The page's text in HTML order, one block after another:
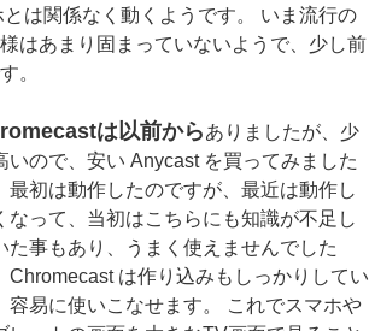
は関係なく動くようです。 いま流行の
はあまり固まっていないようで、少し前
。
は以前からありましたが、少
いので、安い Anycast を買ってみました
最初は動作したのですが、最近は動作し
なって、当初はこちらにも知識が不足し
た事もあり、うまく使えませんでした
Chromecast は作り込みもしっかりしてい
容易に使いこなせます。 これでスマホや